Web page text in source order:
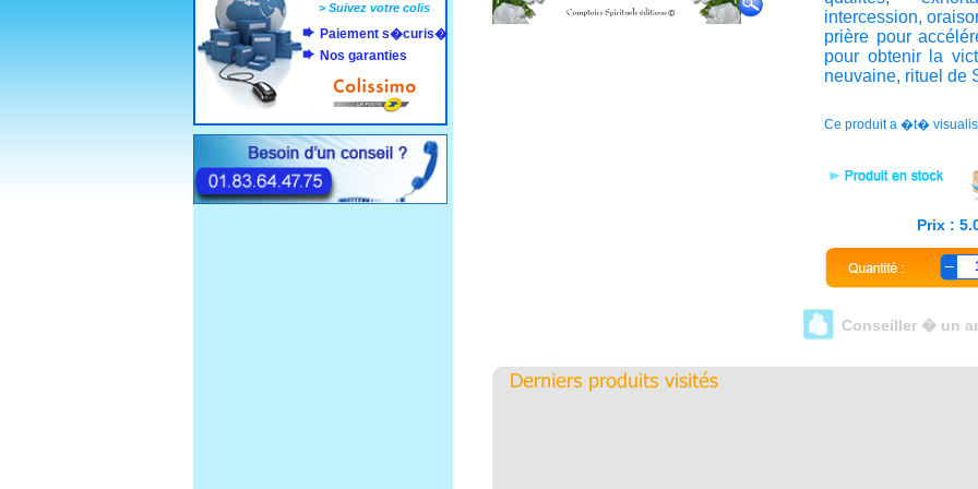
>Suivez votre colis
Paiement s�curis�
Nos garanties
intercession,
prière pour
pour obtenir la
neuvaine, rituel de
Ce produit a �t�
Prix :
Conseiller � un